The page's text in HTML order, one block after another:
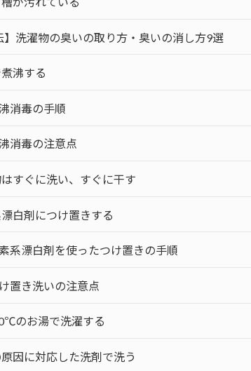
】洗濯物の臭いの取り方・臭いの消し方9選
沸する
消毒の手順
消毒の注意点
すぐに洗い、すぐに干す
白剤につけ置きする
系漂白剤を使ったつけ置きの手順
置き洗いの注意点
のお湯で洗濯する
因に対応した洗剤で洗う